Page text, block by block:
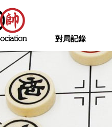
對局記錄